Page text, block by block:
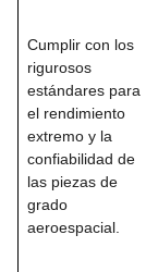
Cumplir con los
rigurosos
estándares para
el rendimiento
extremo y la
confiabilidad de
las piezas de
grado
aeroespacial.